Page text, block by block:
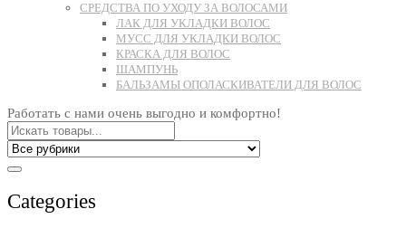
СРЕДСТВА ПО УХОДУ ЗА ВОЛОСАМИ
ЛАК ДЛЯ УКЛАДКИ ВОЛОС
МУСС ДЛЯ УКЛАДКИ ВОЛОС
КРАСКА ДЛЯ ВОЛОС
ШАМПУНЬ
БАЛЬЗАМЫ ОПОЛАСКИВАТЕЛИ ДЛЯ ВОЛОС
Работать с нами очень выгодно и комфортно!
Categories